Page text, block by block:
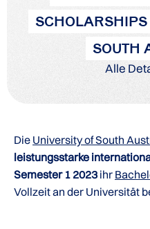
SCHOLARSHIPS
SOUTH
Alle
Die University of South
leistungsstarke
Semester 1 2023 ihr
Vollzeit an der Universität